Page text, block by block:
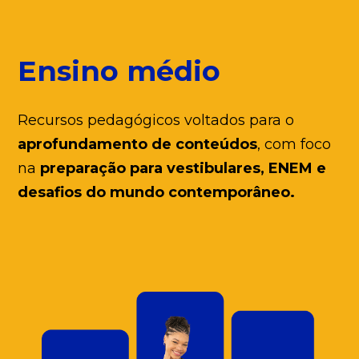
Ensino médio
Recursos pedagógicos voltados para o
aprofundamento de conteúdos, com foco
na preparação para vestibulares, ENEM e
desafios do mundo contemporâneo.